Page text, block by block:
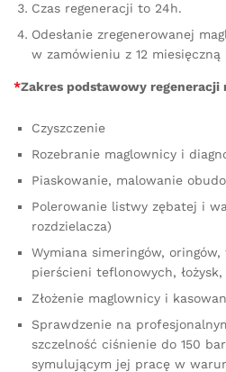
Czas regeneracji to 24h.
Odesłanie zregenerowanej
w zamówieniu z 12
*Zakres podstawowy regeneracji
Czyszczenie
Rozebranie maglownicy i
Piaskowanie, malowanie
Polerowanie listwy zębatej i
rozdzielacza)
Wymiana simeringów,
pierścieni teflonowych, łożysk,
Złożenie maglownicy i
Sprawdzenie na
szczelność ciśnienie do 150
symulującym jej pracę w